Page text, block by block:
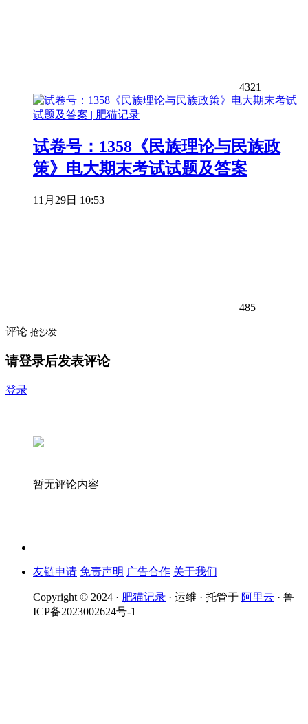
4321
试卷号：1358《民族理论与民族政
策》电大期末考试试题及答案
11月29日 10:53
485
评论 抢沙发
请登录后发表评论
登录
暂无评论内容
友链申请 免责声明 广告合作 关于我们
Copyright © 2024 · 肥猫记录 · 运维 · 托管于 阿里云 · 鲁
ICP备2023002624号-1